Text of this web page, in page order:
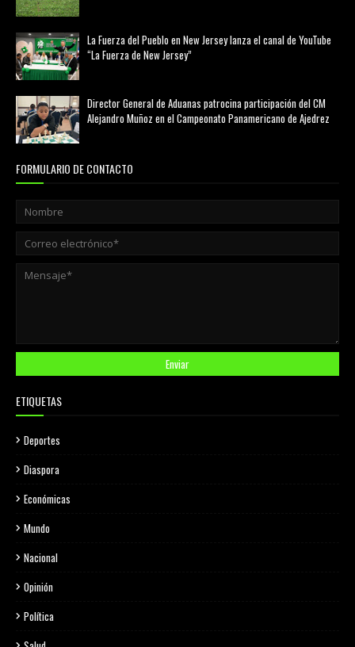
La Fuerza del Pueblo en New Jersey lanza el canal de YouTube
“La Fuerza de New Jersey”
Director General de Aduanas patrocina participación del CM
Alejandro Muñoz en el Campeonato Panamericano de Ajedrez
FORMULARIO DE CONTACTO
ETIQUETAS
Deportes
Diaspora
Económicas
Mundo
Nacional
Opinión
Política